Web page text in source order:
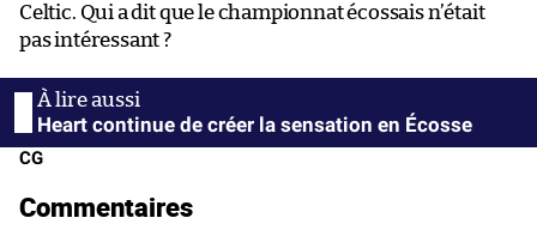
Celtic. Qui a dit que le championnat écossais n’était
pas intéressant ?
Heart continue de créer la sensation en Écosse
CG
Commentaires